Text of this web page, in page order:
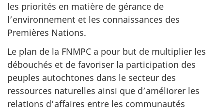
les priorités en matière de gérance de
l’environnement et les connaissances des
Premières Nations.
Le plan de la FNMPC a pour but de multiplier les
débouchés et de favoriser la participation des
peuples autochtones dans le secteur des
ressources naturelles ainsi que d’améliorer les
relations d’affaires entre les communautés